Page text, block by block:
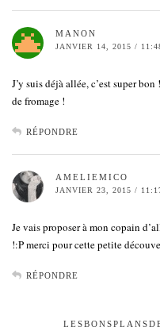
MANON
JANVIER 14, 2015 /
J’y suis déjà allée, c’est super
de fromage !
RÉPONDRE
AMELIEMICO
JANVIER 23, 2015 /
Je vais proposer à mon copain
!:P merci pour cette petite
RÉPONDRE